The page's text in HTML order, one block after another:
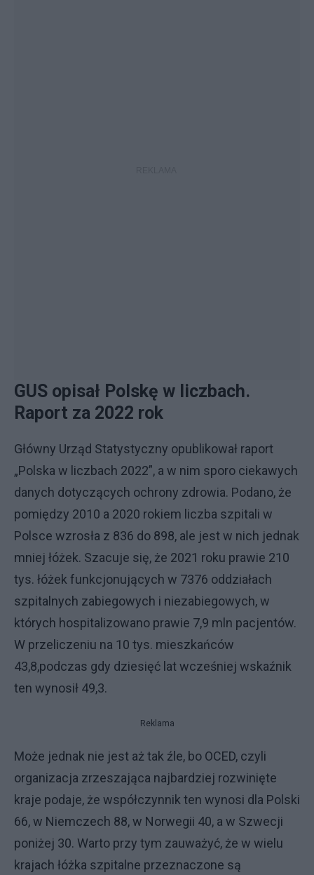
GUS opisał Polskę w liczbach.
Raport za 2022 rok
Główny Urząd Statystyczny opublikował raport
„Polska w liczbach 2022”, a w nim sporo ciekawych
danych dotyczących ochrony zdrowia. Podano, że
pomiędzy 2010 a 2020 rokiem liczba szpitali w
Polsce wzrosła z 836 do 898, ale jest w nich jednak
mniej łóżek. Szacuje się, że 2021 roku prawie 210
tys. łóżek funkcjonujących w 7376 oddziałach
szpitalnych zabiegowych i niezabiegowych, w
których hospitalizowano prawie 7,9 mln pacjentów.
W przeliczeniu na 10 tys. mieszkańców
43,8,podczas gdy dziesięć lat wcześniej wskaźnik
ten wynosił 49,3.
Reklama
Może jednak nie jest aż tak źle, bo OCED, czyli
organizacja zrzeszająca najbardziej rozwinięte
kraje podaje, że współczynnik ten wynosi dla Polski
66, w Niemczech 88, w Norwegii 40, a w Szwecji
poniżej 30. Warto przy tym zauważyć, że w wielu
krajach łóżka szpitalne przeznaczone są